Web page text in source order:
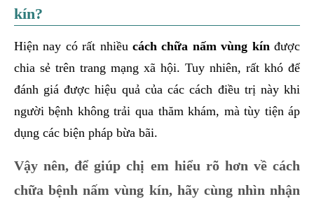
kín?
Hiện nay có rất nhiều cách chữa nấm vùng kín được
chia sẻ trên trang mạng xã hội. Tuy nhiên, rất khó để
đánh giá được hiệu quả của các cách điều trị này khi
người bệnh không trải qua thăm khám, mà tùy tiện áp
dụng các biện pháp bừa bãi.
Vậy nên, để giúp chị em hiểu rõ hơn về cách
chữa bệnh nấm vùng kín, hãy cùng nhìn nhận